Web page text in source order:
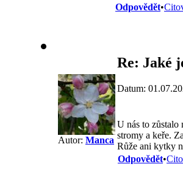
Odpovědět•
Autor: Manca
Re: Jaké
Datum:
U nás to zůstalo
stromy a keře.
Růže ani kytky
Odpovědět•